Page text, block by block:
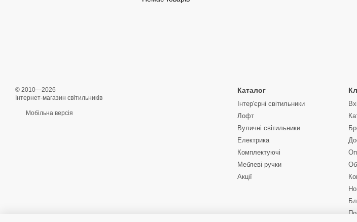
© 2010—2026
Інтернет-магазин світильників
Мобільна версія
Каталог
Інтер'єрні світильники
Лофт
Вуличні світильники
Електрика
Комплектуючі
Меблеві ручки
Акції